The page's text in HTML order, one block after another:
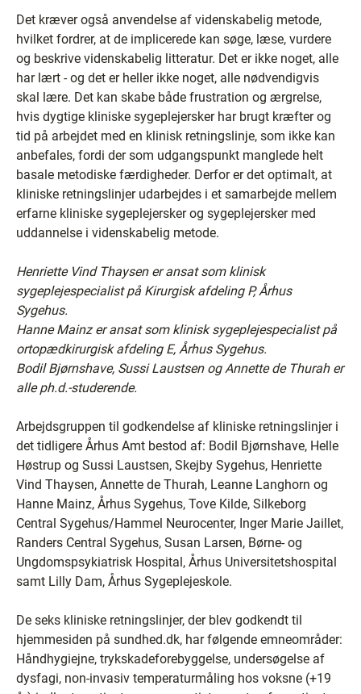
Det kræver også anvendelse af videnskabelig metode,
hvilket fordrer, at de implicerede kan søge, læse, vurdere
og beskrive videnskabelig litteratur. Det er ikke noget, alle
har lært - og det er heller ikke noget, alle nødvendigvis
skal lære. Det kan skabe både frustration og ærgrelse,
hvis dygtige kliniske sygeplejersker har brugt kræfter og
tid på arbejdet med en klinisk retningslinje, som ikke kan
anbefales, fordi der som udgangspunkt manglede helt
basale metodiske færdigheder. Derfor er det optimalt, at
kliniske retningslinjer udarbejdes i et samarbejde mellem
erfarne kliniske sygeplejersker og sygeplejersker med
uddannelse i videnskabelig metode.
Henriette Vind Thaysen er ansat som klinisk
sygeplejespecialist på Kirurgisk afdeling P, Århus
Sygehus.
Hanne Mainz er ansat som klinisk sygeplejespecialist på
ortopædkirurgisk afdeling E, Århus Sygehus.
Bodil Bjørnshave, Sussi Laustsen og Annette de Thurah er
alle ph.d.-studerende.
Arbejdsgruppen til godkendelse af kliniske retningslinjer i
det tidligere Århus Amt bestod af: Bodil Bjørnshave, Helle
Høstrup og Sussi Laustsen, Skejby Sygehus, Henriette
Vind Thaysen, Annette de Thurah, Leanne Langhorn og
Hanne Mainz, Århus Sygehus, Tove Kilde, Silkeborg
Central Sygehus/Hammel Neurocenter, Inger Marie Jaillet,
Randers Central Sygehus, Susan Larsen, Børne- og
Ungdomspsykiatrisk Hospital, Århus Universitetshospital
samt Lilly Dam, Århus Sygeplejeskole.
De seks kliniske retningslinjer, der blev godkendt til
hjemmesiden på sundhed.dk, har følgende emneområder:
Håndhygiejne, trykskadeforebyggelse, undersøgelse af
dysfagi, non-invasiv temperaturmåling hos voksne (+19